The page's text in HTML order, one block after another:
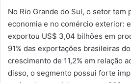
No Rio Grande do Sul, o setor tem
economia e no comércio exterior:
exportou US$ 3,04 bilhões em
91% das exportações brasileiras
crescimento de 11,2% em relação
disso, o segmento possui forte